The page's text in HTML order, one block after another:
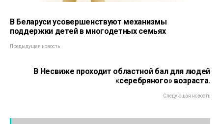
В Беларуси усовершенствуют механизмы
поддержки детей в многодетных семьях
Предыдущая новость
В Несвиже проходит областной бал для людей
«серебряного» возраста.
Следующая новость